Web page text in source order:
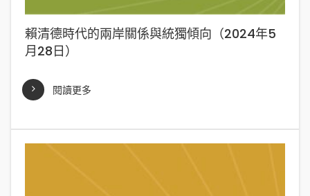
賴清德時代的兩岸關係與統獨傾向（2024年5
月28日）
閱讀更多